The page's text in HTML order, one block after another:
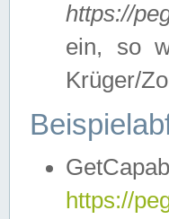
https://
ein, so
Krüger/
https://